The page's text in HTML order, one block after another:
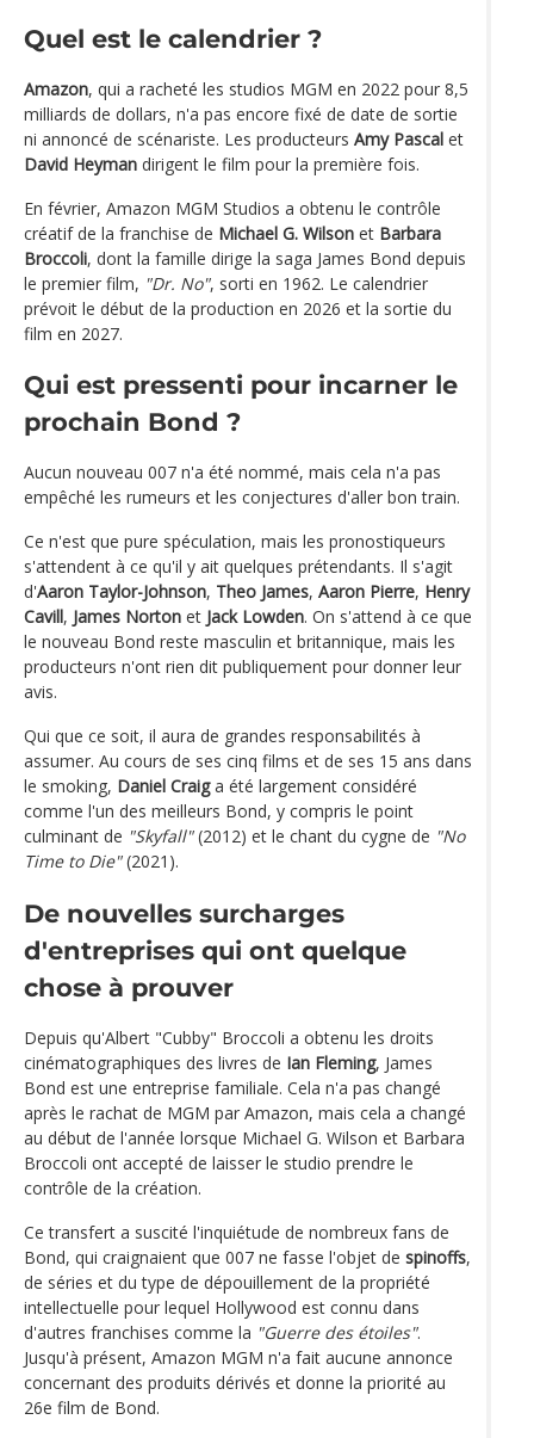
Quel est le calendrier ?
Amazon, qui a racheté les studios MGM en 2022 pour 8,5
milliards de dollars, n'a pas encore fixé de date de sortie
ni annoncé de scénariste. Les producteurs Amy Pascal et
David Heyman dirigent le film pour la première fois.
En février, Amazon MGM Studios a obtenu le contrôle
créatif de la franchise de Michael G. Wilson et Barbara
Broccoli, dont la famille dirige la saga James Bond depuis
le premier film, "Dr. No", sorti en 1962. Le calendrier
prévoit le début de la production en 2026 et la sortie du
film en 2027.
Qui est pressenti pour incarner le
prochain Bond ?
Aucun nouveau 007 n'a été nommé, mais cela n'a pas
empêché les rumeurs et les conjectures d'aller bon train.
Ce n'est que pure spéculation, mais les pronostiqueurs
s'attendent à ce qu'il y ait quelques prétendants. Il s'agit
d'Aaron Taylor-Johnson, Theo James, Aaron Pierre, Henry
Cavill, James Norton et Jack Lowden. On s'attend à ce que
le nouveau Bond reste masculin et britannique, mais les
producteurs n'ont rien dit publiquement pour donner leur
avis.
Qui que ce soit, il aura de grandes responsabilités à
assumer. Au cours de ses cinq films et de ses 15 ans dans
le smoking, Daniel Craiga été largement considéré
comme l'un des meilleurs Bond, y compris le point
culminant de "Skyfall"(2012) et le chant du cygne de "No
Time to Die"(2021).
De nouvelles surcharges
d'entreprises qui ont quelque
chose à prouver
Depuis qu'Albert "Cubby" Broccoli a obtenu les droits
cinématographiques des livres de Ian Fleming, James
Bond est une entreprise familiale. Cela n'a pas changé
après le rachat de MGM par Amazon, mais cela a changé
au début de l'année lorsque Michael G. Wilson et Barbara
Broccoli ont accepté de laisser le studio prendre le
contrôle de la création.
Ce transfert a suscité l'inquiétude de nombreux fans de
Bond, qui craignaient que 007 ne fasse l'objet de spinoffs,
de séries et du type de dépouillement de la propriété
intellectuelle pour lequel Hollywood est connu dans
d'autres franchises comme la "Guerre des étoiles".
Jusqu'à présent, Amazon MGM n'a fait aucune annonce
concernant des produits dérivés et donne la priorité au
26e film de Bond.